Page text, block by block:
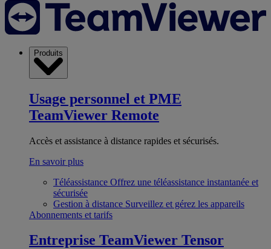
Produits
Usage personnel et PME
TeamViewer Remote
Accès et assistance à distance rapides et sécurisés.
En savoir plus
Téléassistance Offrez une téléassistance instantanée et
sécurisée
Gestion à distance Surveillez et gérez les appareils
Abonnements et tarifs
Entreprise TeamViewer Tensor